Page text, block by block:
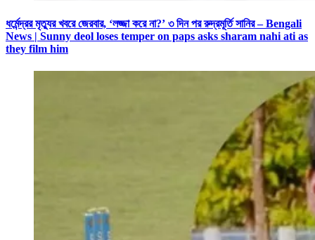
ধর্মেন্দ্রর মৃত্যুর খবরে জেরবার, ‘লজ্জা করে না?’ ৩ দিন পর রুদ্রমূর্তি সানির – Bengali
News | Sunny deol loses temper on paps asks sharam nahi ati as
they film him